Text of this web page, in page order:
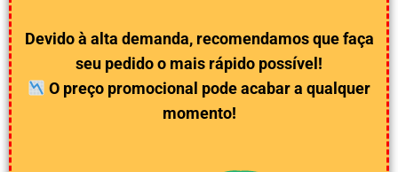
Devido à alta demanda, recomendamos que faça
seu pedido o mais rápido possível!
O preço promocional pode acabar a qualquer
momento!